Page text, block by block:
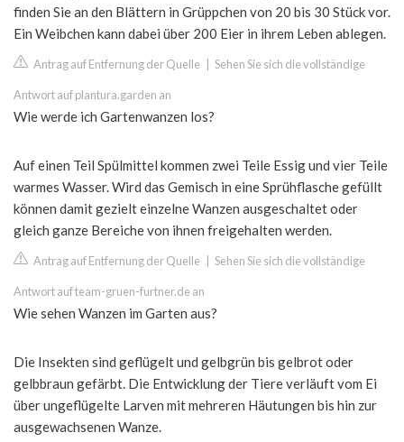
finden Sie an den Blättern in Grüppchen von 20 bis 30 Stück vor.
Ein Weibchen kann dabei über 200 Eier in ihrem Leben ablegen.
Antrag auf Entfernung der Quelle Sehen Sie sich die vollständige
Antwort auf plantura.garden an
Wie werde ich Gartenwanzen los?
Auf einen Teil Spülmittel kommen zwei Teile Essig und vier Teile
warmes Wasser. Wird das Gemisch in eine Sprühflasche gefüllt
können damit gezielt einzelne Wanzen ausgeschaltet oder
gleich ganze Bereiche von ihnen freigehalten werden.
Antrag auf Entfernung der Quelle Sehen Sie sich die vollständige
Antwort auf team-gruen-furtner.de an
Wie sehen Wanzen im Garten aus?
Die Insekten sind geflügelt und gelbgrün bis gelbrot oder
gelbbraun gefärbt. Die Entwicklung der Tiere verläuft vom Ei
über ungeflügelte Larven mit mehreren Häutungen bis hin zur
ausgewachsenen Wanze.